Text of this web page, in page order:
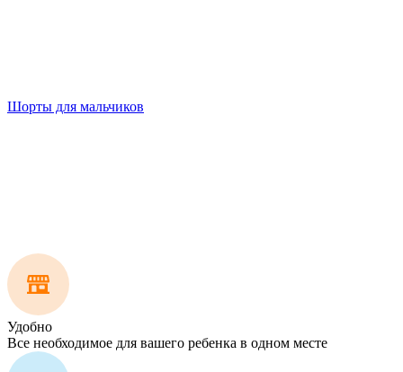
Шорты для мальчиков
Удобно
Все необходимое для вашего ребенка в одном месте